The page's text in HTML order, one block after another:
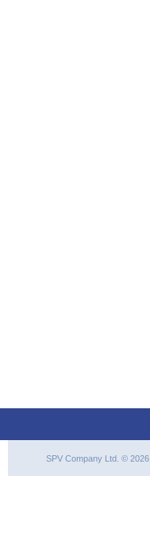
SPV Company Ltd. © 2026